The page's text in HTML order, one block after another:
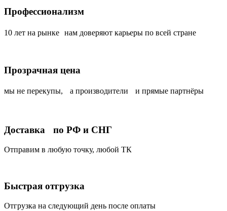
Профессионализм
10 лет на рынке нам доверяют карьеры по всей стране
Прозрачная цена
мы не перекупы, а производители и прямые партнёры
Доставка по РФ и СНГ
Отправим в любую точку, любой ТК
Быстрая отгрузка
Отгрузка на следующий день после оплаты